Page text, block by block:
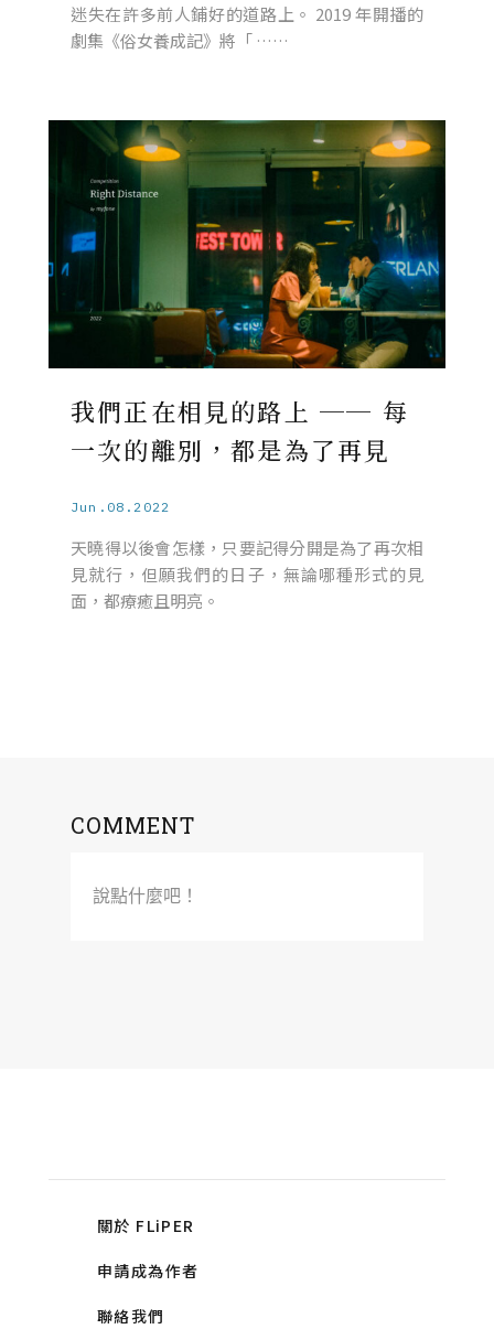
迷失在許多前人鋪好的道路上。 2019 年開播的
劇集《俗女養成記》將「 ……
我們正在相見的路上 ── 每
一次的離別，都是為了再見
Jun.08.2022
天曉得以後會怎樣，只要記得分開是為了再次相
見就行，但願我們的日子，無論哪種形式的見
面，都療癒且明亮。
COMMENT
說點什麼吧！
關於 FLiPER
申請成為作者
聯絡我們